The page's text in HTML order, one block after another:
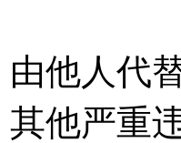
由他人代
其他严重